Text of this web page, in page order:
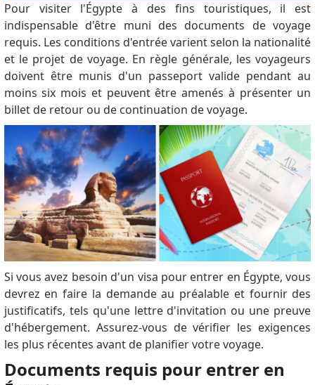
Pour visiter l'Égypte à des fins touristiques, il est
indispensable d'être muni des documents de voyage
requis. Les conditions d'entrée varient selon la nationalité
et le projet de voyage. En règle générale, les voyageurs
doivent être munis d'un passeport valide pendant au
moins six mois et peuvent être amenés à présenter un
billet de retour ou de continuation de voyage.
Si vous avez besoin d'un visa pour entrer en Égypte, vous
devrez en faire la demande au préalable et fournir des
justificatifs, tels qu'une lettre d'invitation ou une preuve
d'hébergement. Assurez-vous de vérifier les exigences
les plus récentes avant de planifier votre voyage.
Documents requis pour entrer en